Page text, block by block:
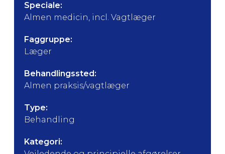
Speciale:
Almen medicin, incl. Vagtlæger
Faggruppe:
Læger
Behandlingssted:
Almen praksis/vagtlæger
Type:
Behandling
Kategori: